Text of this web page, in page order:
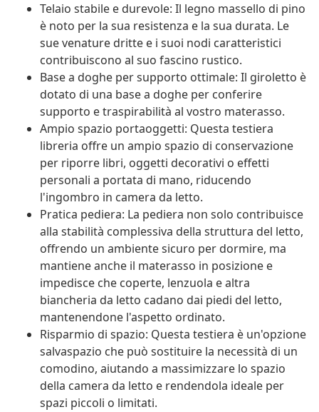
Telaio stabile e durevole: Il legno massello di pino
è noto per la sua resistenza e la sua durata. Le
sue venature dritte e i suoi nodi caratteristici
contribuiscono al suo fascino rustico.
Base a doghe per supporto ottimale: Il giroletto è
dotato di una base a doghe per conferire
supporto e traspirabilità al vostro materasso.
Ampio spazio portaoggetti: Questa testiera
libreria offre un ampio spazio di conservazione
per riporre libri, oggetti decorativi o effetti
personali a portata di mano, riducendo
l'ingombro in camera da letto.
Pratica pediera: La pediera non solo contribuisce
alla stabilità complessiva della struttura del letto,
offrendo un ambiente sicuro per dormire, ma
mantiene anche il materasso in posizione e
impedisce che coperte, lenzuola e altra
biancheria da letto cadano dai piedi del letto,
mantenendone l'aspetto ordinato.
Risparmio di spazio: Questa testiera è un'opzione
salvaspazio che può sostituire la necessità di un
comodino, aiutando a massimizzare lo spazio
della camera da letto e rendendola ideale per
spazi piccoli o limitati.